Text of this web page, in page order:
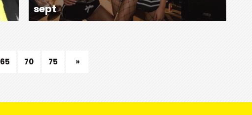
sept
65 70 75 »